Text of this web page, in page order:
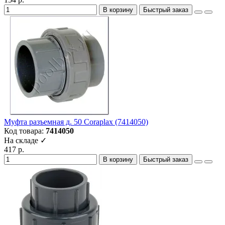
В корзину Быстрый заказ
Муфта разъемная д. 50 Coraplax (7414050)
Код товара: 7414050
На складе ✓
417 р.
В корзину Быстрый заказ